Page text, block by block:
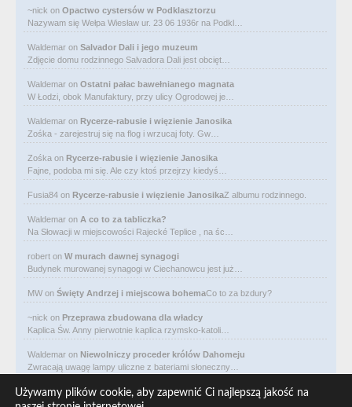
~nick on Opactwo cystersów w Podklasztorzu
Nazywam się Wełpa Wiesław ur. 23 06 1936r na Podkl…
Waldemar on Salvador Dali i jego muzeum
Zdjęcie domu rodzinnego Salvadora Dali jest obcięt…
Waldemar on Ostatni pałac bawełnianego magnata
W Łodzi, obok Manufaktury, przy ulicy Ogrodowej je…
Waldemar on Rycerze-rabusie i więzienie Janosika
Zośka - zarejestruj się na flog i wrzucaj foty. Gw…
Zośka on Rycerze-rabusie i więzienie Janosika
Fajne, podoba mi się. Ale czy ktoś przejrzy kiedyś…
Fusia84 on Rycerze-rabusie i więzienie JanosikaZ albumu rodzinnego.
Waldemar on A co to za tabliczka?
Na Słowacji w miejscowości Rajecké Teplice , na śc…
robert on W murach dawnej synagogi
Budynek murowanej synagogi w Ciechanowcu jest już…
MW on Święty Andrzej i miejscowa bohemaCo to za bzdury?
~nick on Przeprawa zbudowana dla władcy
Kaplica Św. Anny pierwotnie kaplica rzymsko-katoli…
Waldemar on Niewolniczy proceder królów Dahomeju
Zwracają uwagę lampy uliczne z bateriami słoneczny…
Waldemar on Adam Asnyk. Poeta z mojego miasta
CIEKAWOSTKA że pod banderą Malty pływa statek m/v…
Używamy plików cookie, aby zapewnić Ci najlepszą jakość na